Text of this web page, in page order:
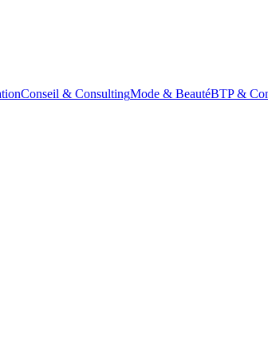
Conseil & ConsultingMode & BeautéBTP &